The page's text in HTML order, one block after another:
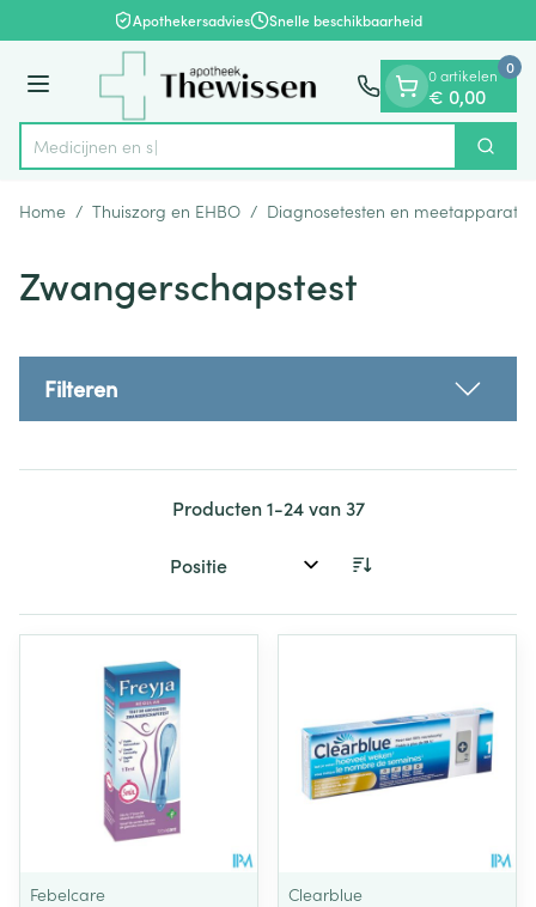
Ga naar de inhoudApothekersadvies Snelle beschikbaarheid
Menu
Product, merk, categorie... Zoek
0 artikelen
€ 0,00
0
Home / Thuiszorg en EHBO / Diagnosetesten en
Zwangerschapstest
Filteren
Producten1-24van37
Sorteer op:
Febelcare
Clearblue